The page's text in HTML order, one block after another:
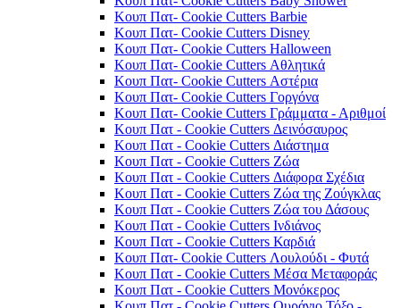
Κουπ Πατ- Cookie Cutters Barbie
Κουπ Πατ- Cookie Cutters Disney
Κουπ Πατ- Cookie Cutters Halloween
Κουπ Πατ- Cookie Cutters Αθλητικά
Κουπ Πατ- Cookie Cutters Αστέρια
Κουπ Πατ- Cookie Cutters Γοργόνα
Κουπ Πατ- Cookie Cutters Γράμματα - Αριθμοί
Κουπ Πατ - Cookie Cutters Δεινόσαυρος
Κουπ Πατ - Cookie Cutters Διάστημα
Κουπ Πατ - Cookie Cutters Ζώα
Κουπ Πατ - Cookie Cutters Διάφορα Σχέδια
Κουπ Πατ - Cookie Cutters Ζώα της Ζούγκλας
Κουπ Πατ - Cookie Cutters Ζώα του Δάσους
Κουπ Πατ - Cookie Cutters Ινδιάνος
Κουπ Πατ - Cookie Cutters Καρδιά
Κουπ Πατ- Cookie Cutters Λουλούδι - Φυτά
Κουπ Πατ - Cookie Cutters Μέσα Μεταφοράς
Κουπ Πατ - Cookie Cutters Μονόκερος